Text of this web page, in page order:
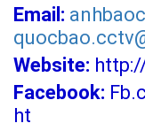
Email:
Website:
Facebook:
ht